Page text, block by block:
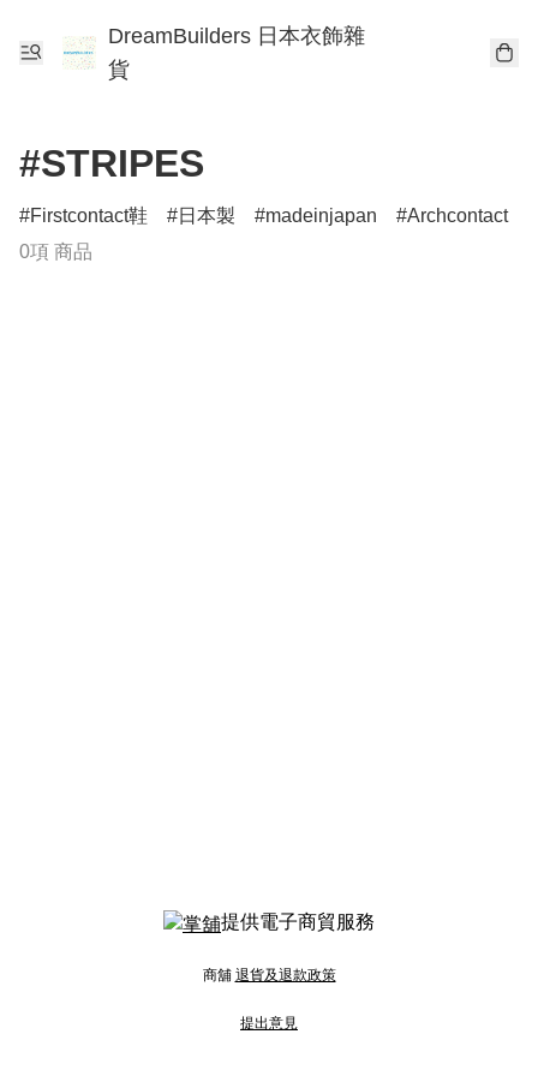
DreamBuilders 日本衣飾雜
貨
#STRIPES
Firstcontact鞋 日本製 madeinjapan
Archcontact
0項 商品
提供電子商貿服務
商舖 退貨及退款政策
提出意見